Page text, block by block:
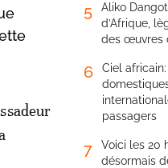
5
Aliko
d’Afrique,
des œuvres
6
Ciel
passagers
7
Voici les 20
désormais